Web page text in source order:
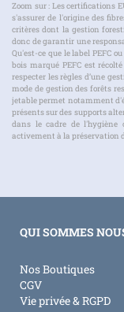
Zoom sur : Les certifications
s'assurer de l'origine des
critères dont la gestion
donc de garantir une
Qu'est-ce que le label PEFC
bois marqué PEFC est
respecter les règles d’une
mode de gestion des forêts
jetable permet notamment
présents sur des supports
dans le cadre de l'hygiène
activement à la préservation
QUI SOMMES
Nos Boutiques
CGV
Vie privée & RGPD